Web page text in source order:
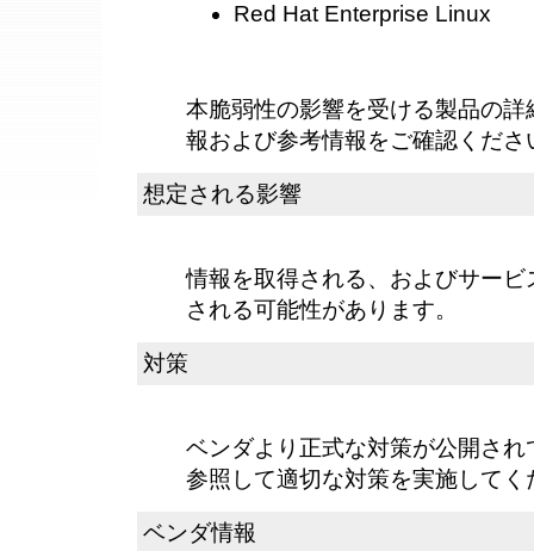
Red Hat Enterprise Linux
本脆弱性の影響を受ける製品の
報および参考情報をご確認くださ
想定される影響
情報を取得される、およびサー
される可能性があります。
対策
ベンダより正式な対策が公開さ
参照して適切な対策を実施してく
ベンダ情報